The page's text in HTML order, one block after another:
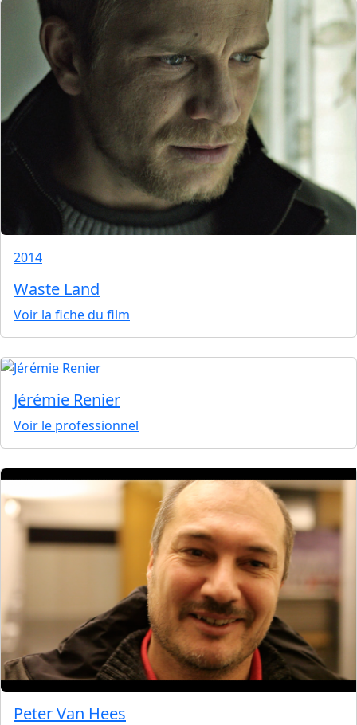
2014
Waste Land
Voir la fiche du film
Jérémie Renier
Voir le professionnel
Peter Van Hees